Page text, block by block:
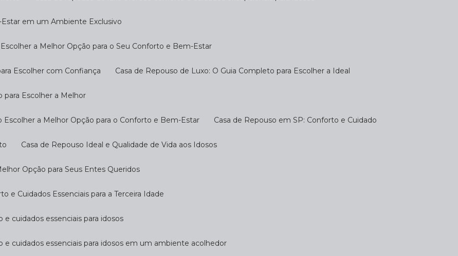
Estar em um Ambiente Exclusivo
a Melhor Opção para o Seu Conforto e Bem-Estar
Escolher com Confiança Casa de Repouso de Luxo: O Guia Completo para Escolher a Ideal
para Escolher a Melhor
Escolher a Melhor Opção para o Conforto e Bem-Estar Casa de Repouso em SP: Conforto e Cuidado
Casa de Repouso Ideal e Qualidade de Vida aos Idosos
Opção para Seus Entes Queridos
e Cuidados Essenciais para a Terceira Idade
e cuidados essenciais para idosos
e cuidados essenciais para idosos em um ambiente acolhedor